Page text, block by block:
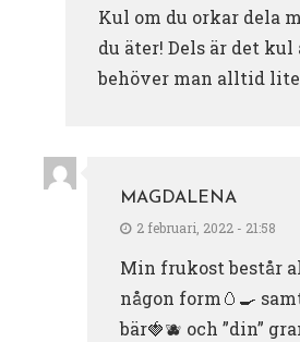
Kul om du orkar dela
du äter! Dels är det
behöver man alltid
MAGDALENA
2 februari, 2022 - 21:58
Min frukost består
någon form🥚🍳
bär🍓🫐 och ”din”